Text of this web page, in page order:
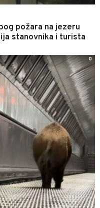
požara na jezeru
stanovnika i turista
0